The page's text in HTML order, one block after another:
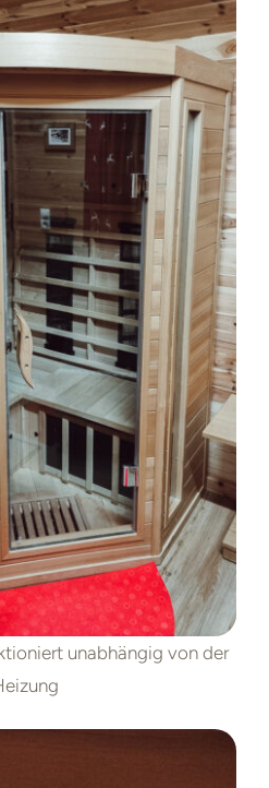
unabhängig von der